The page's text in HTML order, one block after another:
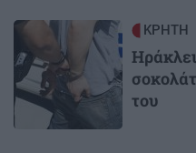
Image ΚΡΗΤΗ
του